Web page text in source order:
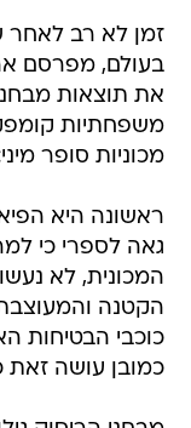
זמן לא רב לאחר
את תוצאות
מכוניות סופר מיני:
גאה לספרי כי
המכונית, לא
כמובן עושה זאת כאשר